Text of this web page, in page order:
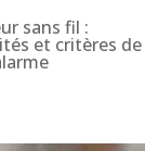
sans fil :
et critères de